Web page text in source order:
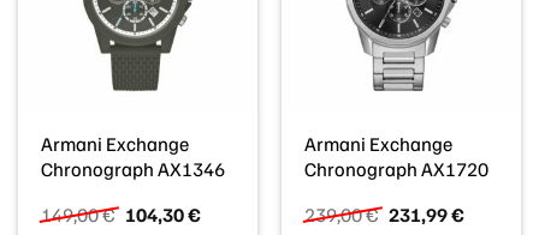
Armani Exchange
Chronograph AX1346
149,00€ Ursprünglicher
104,30€Aktueller
Armani Exchange
Chronograph AX1720
239,00€ Ursprünglicher
231,99€Aktueller